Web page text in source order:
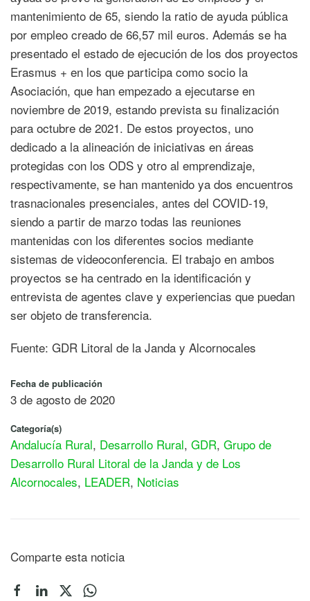
mantenimiento de 65, siendo la ratio de ayuda pública
por empleo creado de 66,57 mil euros. Además se ha
presentado el estado de ejecución de los dos proyectos
Erasmus + en los que participa como socio la
Asociación, que han empezado a ejecutarse en
noviembre de 2019, estando prevista su finalización
para octubre de 2021. De estos proyectos, uno
dedicado a la alineación de iniciativas en áreas
protegidas con los ODS y otro al emprendizaje,
respectivamente, se han mantenido ya dos encuentros
trasnacionales presenciales, antes del COVID-19,
siendo a partir de marzo todas las reuniones
mantenidas con los diferentes socios mediante
sistemas de videoconferencia. El trabajo en ambos
proyectos se ha centrado en la identificación y
entrevista de agentes clave y experiencias que puedan
ser objeto de transferencia.
Fuente: GDR Litoral de la Janda y Alcornocales
Fecha de publicación
3 de agosto de 2020
Categoría(s)
Andalucía Rural, Desarrollo Rural, GDR, Grupo de
Desarrollo Rural Litoral de la Janda y de Los
Alcornocales, LEADER, Noticias
Comparte esta noticia